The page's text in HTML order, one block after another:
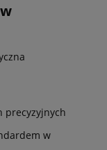
precyzyjnych
w